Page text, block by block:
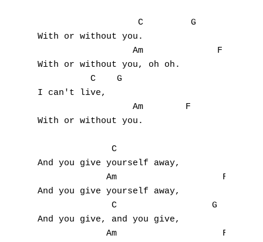
                   C         G
With or without you.
                  Am              F
With or without you, oh oh.
          C    G
I can't live,
                  Am        F
With or without you.
              C                     G
And you give yourself away,
             Am                    F
And you give yourself away,
              C                  G
And you give, and you give,
             Am                    F